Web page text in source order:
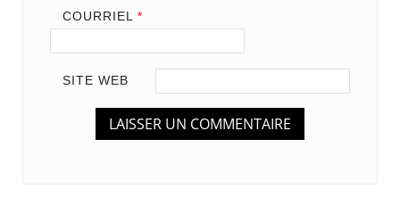
COURRIEL *
SITE WEB